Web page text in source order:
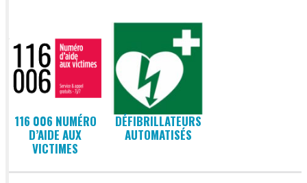
116 006 NUMÉRO
D’AIDE AUX
VICTIMES
DÉFIBRILLATEURS
AUTOMATISÉS